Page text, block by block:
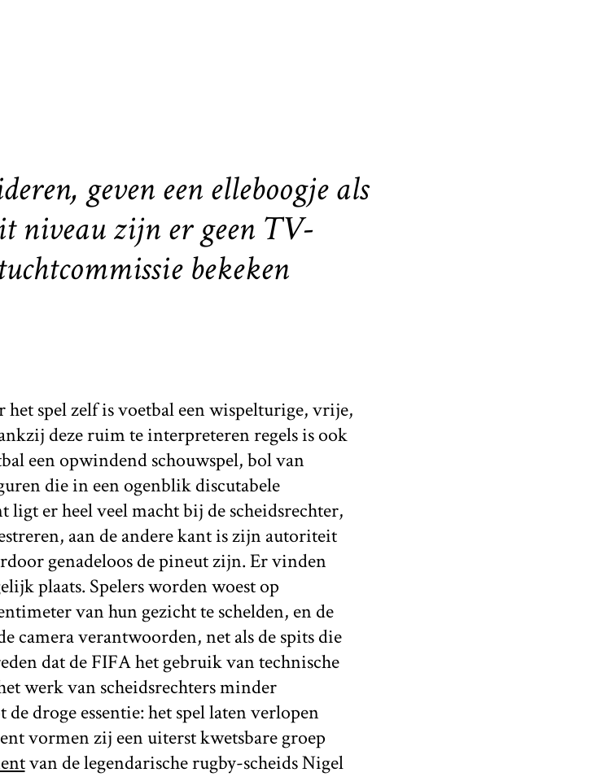
geven een elleboogje als
niveau zijn er geen TV-
bekeken
spel zelf is voetbal een wispelturige, vrije,
deze ruim te interpreteren regels is ook
een opwindend schouwspel, bol van
die in een ogenblik discutabele
ligt er heel veel macht bij de scheidsrechter,
aan de andere kant is zijn autoriteit
genadeloos de pineut zijn. Er vinden
plaats. Spelers worden woest op
van hun gezicht te schelden, en de
camera verantwoorden, net als de spits die
dat de FIFA het gebruik van technische
werk van scheidsrechters minder
droge essentie: het spel laten verlopen
vormen zij een uiterst kwetsbare groep
van de legendarische rugby-scheids Nigel